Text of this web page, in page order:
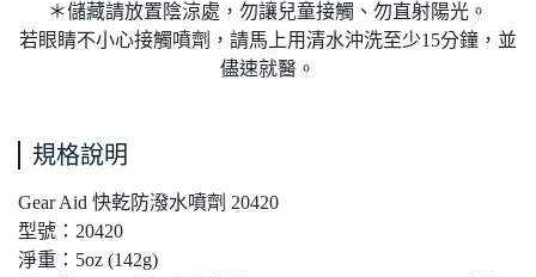
＊儲藏請放置陰涼處，勿讓兒童接觸、勿直射陽光。
若眼睛不小心接觸噴劑，請馬上用清水沖洗至少15分鐘，並
儘速就醫。
規格說明
Gear Aid 快乾防潑水噴劑 20420
型號：20420
淨重：5oz (142g)